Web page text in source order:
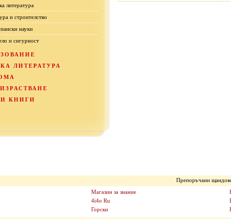
литература
и строителство
науки
и сигурност
ЛИТЕРАТУРА
КНИГИ
Препоръчани
Магазин за знание
4i4o Ru
Горски